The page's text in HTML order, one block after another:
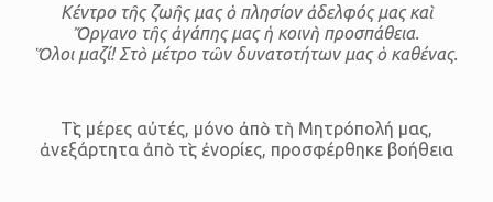
Κέντρο τῆς ζωῆς μας ὁ πλησίον ἀδελφός μας καὶ
Ὄργανο τῆς ἀγάπης μας ἡ κοινὴ προσπάθεια.
Ὅλοι μαζί! Στὸ μέτρο τῶν δυνατοτήτων μας ὁ καθένας.
Τὶς μέρες αὐτές, μόνο ἀπὸ τὴ Μητρόπολή μας,
ἀνεξάρτητα ἀπὸ τὶς ἐνορίες, προσφέρθηκε βοήθεια